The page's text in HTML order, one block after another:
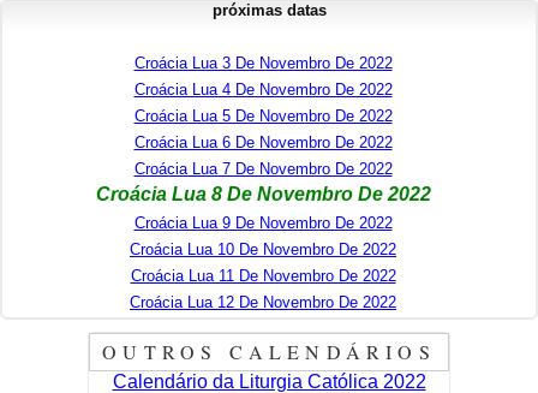
próximas datas
Croácia Lua 3 De Novembro De 2022
Croácia Lua 4 De Novembro De 2022
Croácia Lua 5 De Novembro De 2022
Croácia Lua 6 De Novembro De 2022
Croácia Lua 7 De Novembro De 2022
Croácia Lua 8 De Novembro De 2022
Croácia Lua 9 De Novembro De 2022
Croácia Lua 10 De Novembro De 2022
Croácia Lua 11 De Novembro De 2022
Croácia Lua 12 De Novembro De 2022
OUTROS CALENDÁRIOS
Calendário da Liturgia Católica 2022